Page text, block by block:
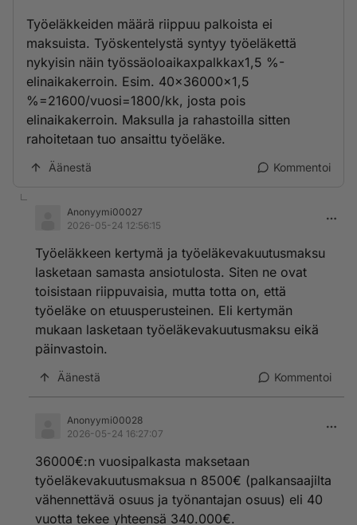
Työeläkkeiden määrä riippuu palkoista ei
maksuista. Työskentelystä syntyy työeläkettä
nykyisin näin työssäoloaikaxpalkkax1,5 %-
elinaikakerroin. Esim. 40x36000x1,5
%=21600/vuosi=1800/kk, josta pois
elinaikakerroin. Maksulla ja rahastoilla sitten
rahoitetaan tuo ansaittu työeläke.
Äänestä Kommentoi
Anonyymi00027
2026-05-24 12:56:15
Työeläkkeen kertymä ja työeläkevakuutusmaksu
lasketaan samasta ansiotulosta. Siten ne ovat
toisistaan riippuvaisia, mutta totta on, että
työeläke on etuusperusteinen. Eli kertymän
mukaan lasketaan työeläkevakuutusmaksu eikä
päinvastoin.
Äänestä Kommentoi
Anonyymi00028
2026-05-24 16:27:07
36000€:n vuosipalkasta maksetaan
työeläkevakuutusmaksua n 8500€ (palkansaajilta
vähennettävä osuus ja työnantajan osuus) eli 40
vuotta tekee yhteensä 340.000€.